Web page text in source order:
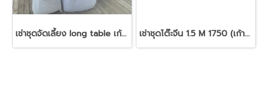
เช่าชุดจัดเลี้ยง long table เก้าอี้พลาสติกคลุมผ้า เช่าชุดโต๊ะจีน 1.5 M 1750 (เก้าอี้ครอสแบ็กสีขาว)